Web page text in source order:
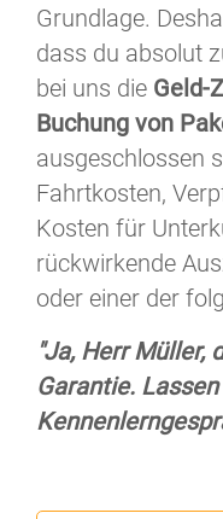
Grundlage.
dass du absolut
bei uns die Geld-
Buchung von
ausgeschlossen
Fahrtkosten,
Kosten für
rückwirkende
oder einer der
"Ja, Herr Müller,
Garantie.